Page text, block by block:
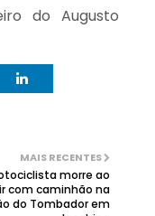
do Augusto
MAIS RECENTES
morre ao
com caminhão na
do Tombador em